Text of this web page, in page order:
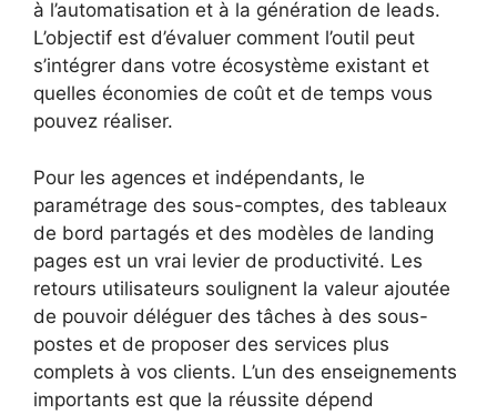
à l’automatisation et à la génération de leads.
L’objectif est d’évaluer comment l’outil peut
s’intégrer dans votre écosystème existant et
quelles économies de coût et de temps vous
pouvez réaliser.
Pour les agences et indépendants, le
paramétrage des sous-comptes, des tableaux
de bord partagés et des modèles de landing
pages est un vrai levier de productivité. Les
retours utilisateurs soulignent la valeur ajoutée
de pouvoir déléguer des tâches à des sous-
postes et de proposer des services plus
complets à vos clients. L’un des enseignements
importants est que la réussite dépend